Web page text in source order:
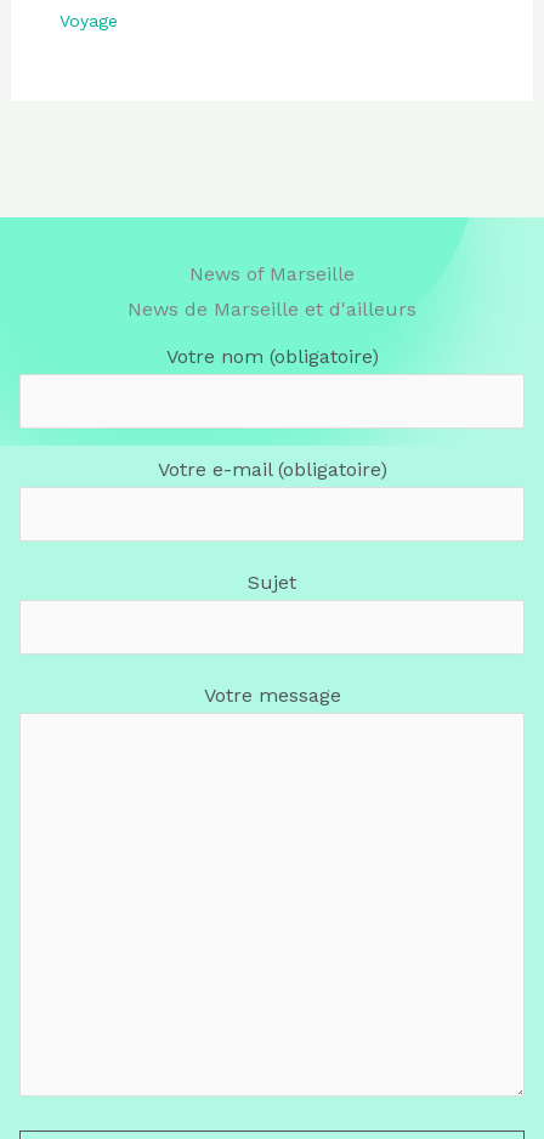
Voyage
News of Marseille
News de Marseille et d'ailleurs
Votre nom (obligatoire)
Votre e-mail (obligatoire)
Sujet
Votre message